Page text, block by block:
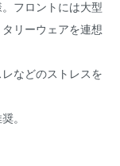
フロントには大型
リーウェアを連想
などのストレスを
。